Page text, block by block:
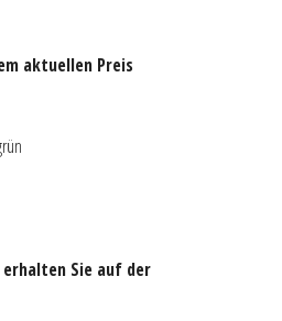
aktuellen Preis
Sie auf der